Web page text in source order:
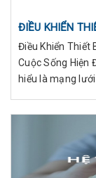
ĐIỀU KHIỂN
Điều Khiển Thiết
Cuộc Sống Hiện
hiểu là mạng lưới